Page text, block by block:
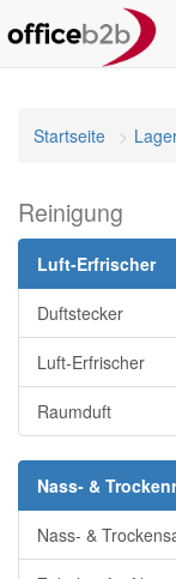
Startseite
Reinigung
Luft-Erfrischer
Duftstecker
Luft-Erfrischer
Raumduft
Nass- &
Nass- &